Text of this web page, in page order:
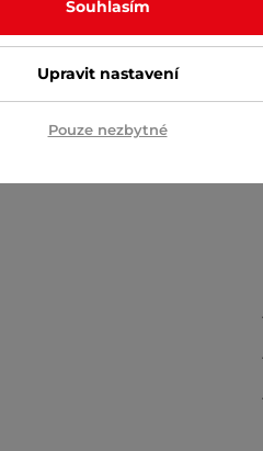
Uvnitř brašny je
Souhlasím
Upravit nastavení
Pouze nezbytné